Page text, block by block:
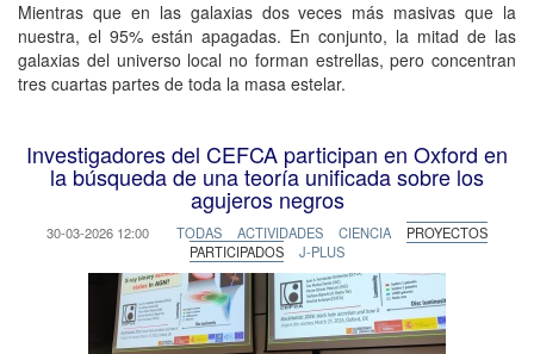
Mientras que en las galaxias dos veces más masivas que la
nuestra, el 95% están apagadas. En conjunto, la mitad de las
galaxias del universo local no forman estrellas, pero concentran
tres cuartas partes de toda la masa estelar.
Investigadores del CEFCA participan en Oxford en
la búsqueda de una teoría unificada sobre los
agujeros negros
30-03-2026 12:00 TODAS ACTIVIDADES CIENCIA
PROYECTOS
PARTICIPADOS
J-PLUS